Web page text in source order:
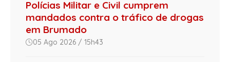
Polícias Militar e Civil cumprem
mandados contra o tráfico de drogas
em Brumado
05 Ago 2026 / 15h43